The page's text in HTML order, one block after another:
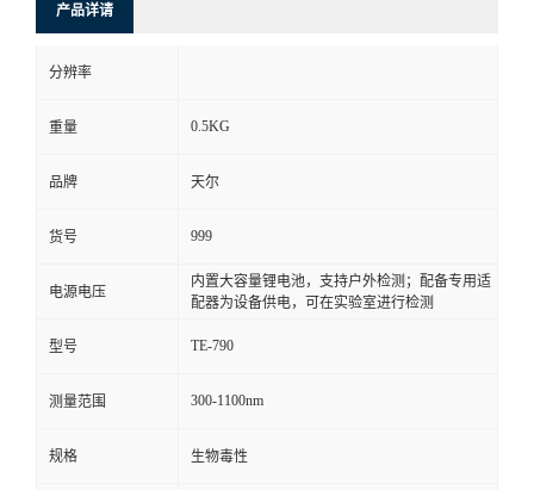
产品详请
分辨率
重量 0.5KG
品牌 天尔
货号 999
电源电压
内置大容量锂电池，支持户外检测；配备专用适
配器为设备供电，可在实验室进行检测
型号 TE-790
测量范围 300-1100nm
规格 生物毒性